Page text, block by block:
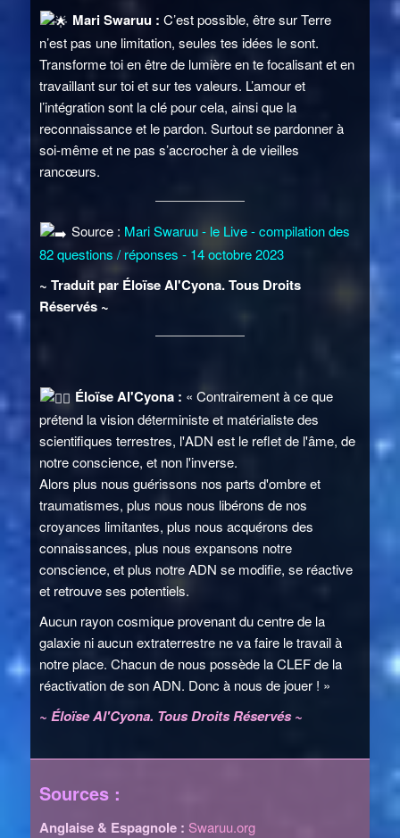
Mari Swaruu : C’est possible, être sur Terre
n’est pas une limitation, seules tes idées le sont.
Transforme toi en être de lumière en te focalisant et en
travaillant sur toi et sur tes valeurs. L’amour et
l’intégration sont la clé pour cela, ainsi que la
reconnaissance et le pardon. Surtout se pardonner à
soi-même et ne pas s’accrocher à de vieilles
rancœurs.
Source : Mari Swaruu - le Live - compilation des
82 questions / réponses - 14 octobre 2023
~ Traduit par Éloïse Al'Cyona. Tous Droits
Réservés ~
Éloïse Al'Cyona : « Contrairement à ce que
prétend la vision déterministe et matérialiste des
scientifiques terrestres, l'ADN est le reflet de l'âme, de
notre conscience, et non l'inverse.
Alors plus nous guérissons nos parts d'ombre et
traumatismes, plus nous nous libérons de nos
croyances limitantes, plus nous acquérons des
connaissances, plus nous expansons notre
conscience, et plus notre ADN se modifie, se réactive
et retrouve ses potentiels.
Aucun rayon cosmique provenant du centre de la
galaxie ni aucun extraterrestre ne va faire le travail à
notre place. Chacun de nous possède la CLEF de la
réactivation de son ADN. Donc à nous de jouer ! »
~ Éloïse Al'Cyona. Tous Droits Réservés ~
Sources :
Anglaise & Espagnole : Swaruu.org